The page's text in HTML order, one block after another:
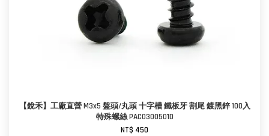
【銳禾】工廠直營 M3x5 盤頭/丸頭 十字槽 鐵板牙 割尾 鍍黑鋅 100入
特殊螺絲 PAC0300501D
NT$ 450